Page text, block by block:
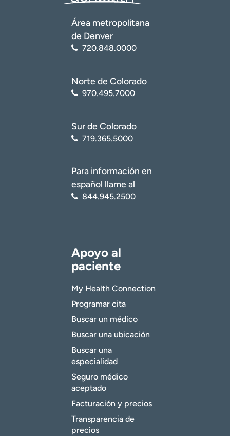
Área metropolitana
de Denver
720.848.0000
Norte de Colorado
970.495.7000
Sur de Colorado
719.365.5000
Para información en
español llame al
844.945.2500
Apoyo al
paciente
My Health Connection
Programar cita
Buscar un médico
Buscar una ubicación
Buscar una
especialidad
Seguro médico
aceptado
Facturación y precios
Transparencia de
precios